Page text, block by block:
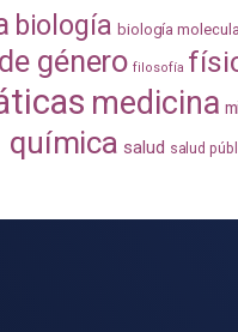
biología biología
género filosofía
medicina
química salud salud